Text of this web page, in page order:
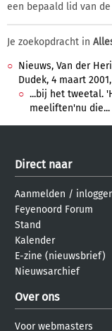
een bepaald lid van
Je zoekopdracht in
Nieuws, Van der
Dudek, 4 maart 2001,
...bij het tweetal.
meeliften'nu die...
Direct naar
Aanmelden /
Feyenoord Forum
Stand
Kalender
E-zine (nieuwsbrief)
Nieuwsarchief
Over ons
Voor webmasters